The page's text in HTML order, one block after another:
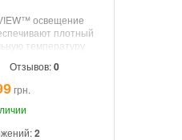
освещение
плотный
температуру
до 100м.
и
освещения.
с магнитами для
к металлическим
Отзывов:0
грн.
2